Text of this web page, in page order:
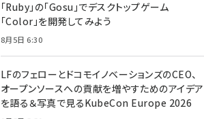
「Ruby」の「Gosu」でデスクトップゲーム
「Color」を開発してみよう
8月5日 6:30
LFのフェローとドコモイノベーションズのCEO、
オープンソースへの貢献を増やすためのアイデア
を語る＆写真で見るKubeCon Europe 2026